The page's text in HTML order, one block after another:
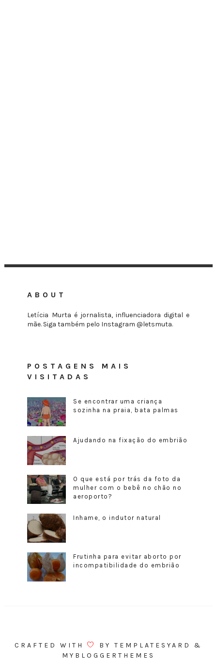
ABOUT
Letícia Murta é jornalista, influenciadora digital e
mãe. Siga também pelo Instagram @letsmuta.
POSTAGENS MAIS
VISITADAS
Se encontrar uma criança
sozinha na praia, bata palmas
Ajudando na fixação do embrião
O que está por trás da foto da
mulher com o bebê no chão no
aeroporto?
Inhame, o indutor natural
Frutinha para evitar aborto por
incompatibilidade do embrião
CRAFTED WITH BY TEMPLATESYARD
&
MYBLOGGERTHEMES